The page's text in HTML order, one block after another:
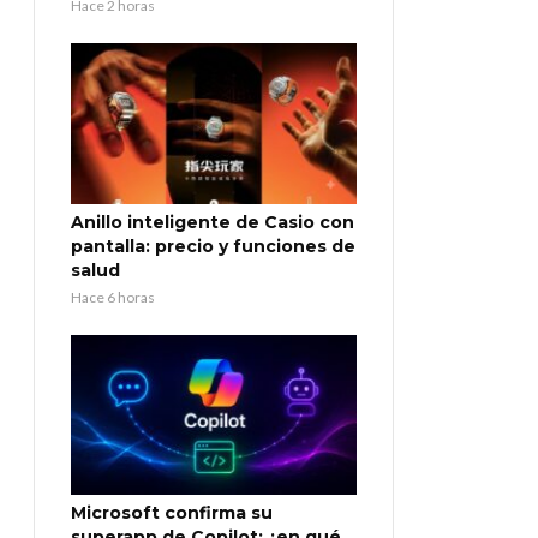
Hace 2 horas
Anillo inteligente de Casio con
pantalla: precio y funciones de
salud
Hace 6 horas
Microsoft confirma su